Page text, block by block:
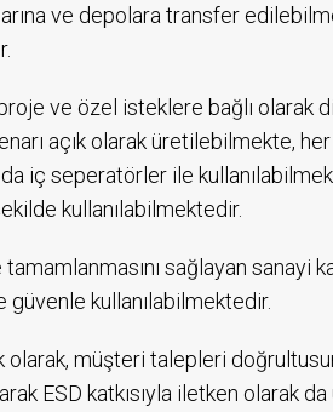
ve depolara transfer
ve özel isteklere bağlı olarak
açık olarak üretilebilmekte,
iç seperatörler ile
kullanılabilmektedir.
sağlayan sanayi
kullanılabilmektedir.
olarak, müşteri talepleri
ESD katkısıyla iletken olarak